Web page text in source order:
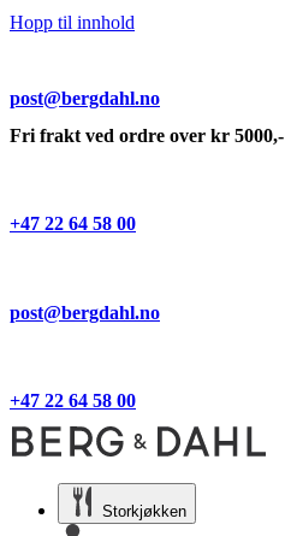
Hopp til innhold
post@bergdahl.no
Fri frakt ved ordre over kr 5000,-
+47 22 64 58 00
post@bergdahl.no
+47 22 64 58 00
Storkjøkken